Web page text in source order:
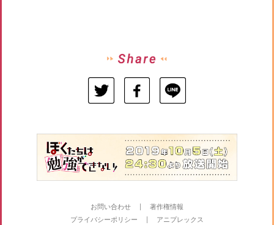
お問い合わせ
著作権情報
プライバシーポリシー
アニプレックス